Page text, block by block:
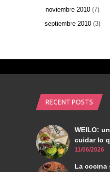
noviembre 2010(7)
septiembre 2010(3)
RECENT POSTS
WEILO:
cuidar lo
11/06/2026
La cocina